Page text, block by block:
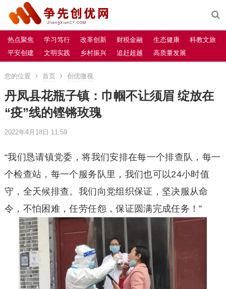
热点聚焦 学习笃行 改革创新 财税金融 生态健康
科教文旅
平安创建
文明实践 乡村振兴 追赶超越 高质量发展
您的位置 首页 创优微视
丹凤县花瓶子镇：巾帼不让须眉 绽放在
“疫”线的铿锵玫瑰
2022年4月18日 11:59
“我们恳请镇党委，将我们安排在每一个排查队，每一
个检查站，每一个服务队里，我们也可以24小时值
守，全天候排查。我们向党组织保证，坚决服从命
令，不怕困难，任劳任怨，保证圆满完成任务！”